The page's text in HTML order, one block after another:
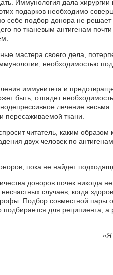
Иммунология дала хирургии
подарков необходимо
себе подбор донора не
по тканевым антигенам
мастера своего дела,
необходимостью
иммунитета и
быть, отпадет
лечение весьма
пересаживаемой ткани.
читатель, каким образом
двух человек по
пока не найдет
доноров почек никогда
случаев, когда
Подбор совместной пары
для реципиента, а
«Я